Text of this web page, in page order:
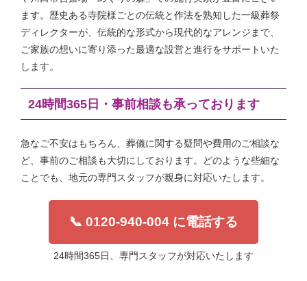
ます。歴史ある寺院様ごとの伝統と作法を熟知した一級葬祭
ディレクターが、伝統的な形式から現代的なアレンジまで、
ご家族の想いに寄り添った最適な設営と進行をサポートいた
します。
24時間365日・事前相談も承っております
急なご不安はもちろん、葬儀に関する疑問や費用のご相談な
ど、事前のご相談も大切にしております。どのような些細な
ことでも、地元の専門スタッフが親身に対応いたします。
📞 0120-940-004 に電話する
24時間365日、専門スタッフが対応いたします